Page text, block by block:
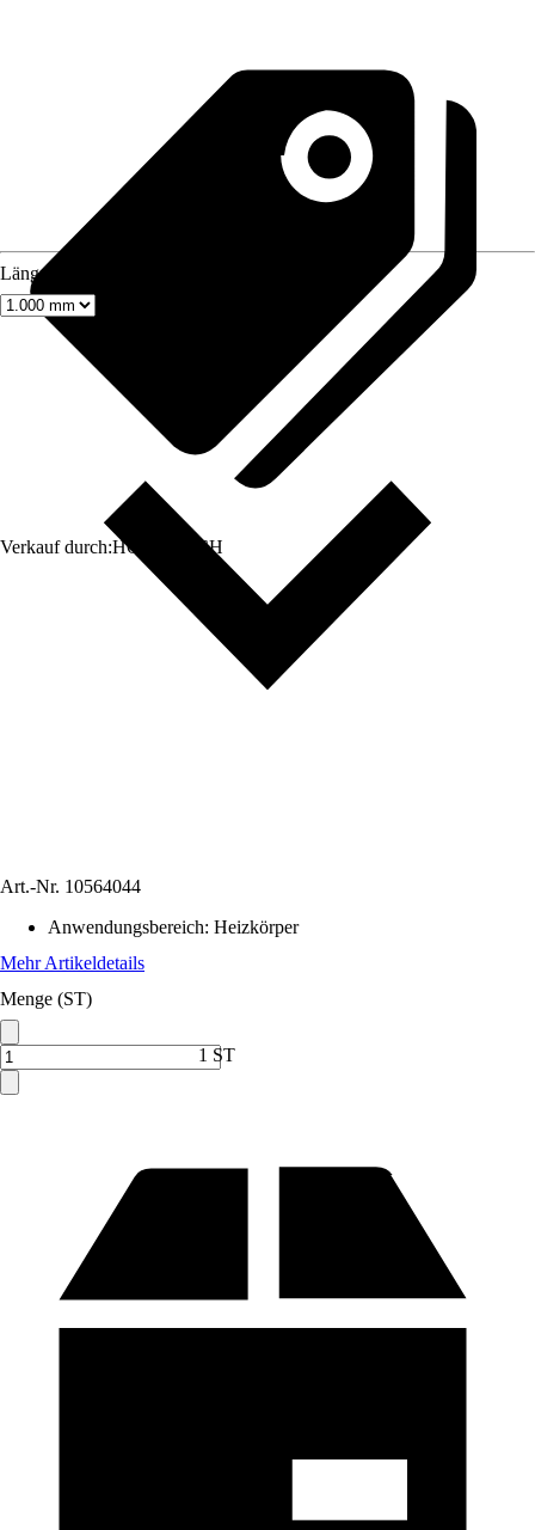
Verkauf durch:HORNBACH
Länge
Art.-Nr. 10564044
Anwendungsbereich: Heizkörper
Mehr Artikeldetails
Menge (ST)
1 ST